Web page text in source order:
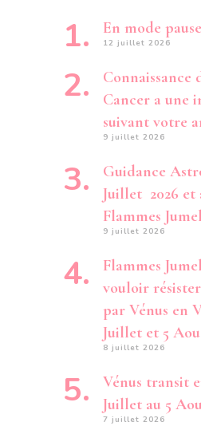
En mode pause
12 juillet 2026
Connaissance
Cancer a une
suivant votre
9 juillet 2026
Guidance
Juillet 2026 et
Flammes
9 juillet 2026
Flammes
vouloir
par Vénus en
Juillet et 5
8 juillet 2026
Vénus transit
Juillet au 5
7 juillet 2026